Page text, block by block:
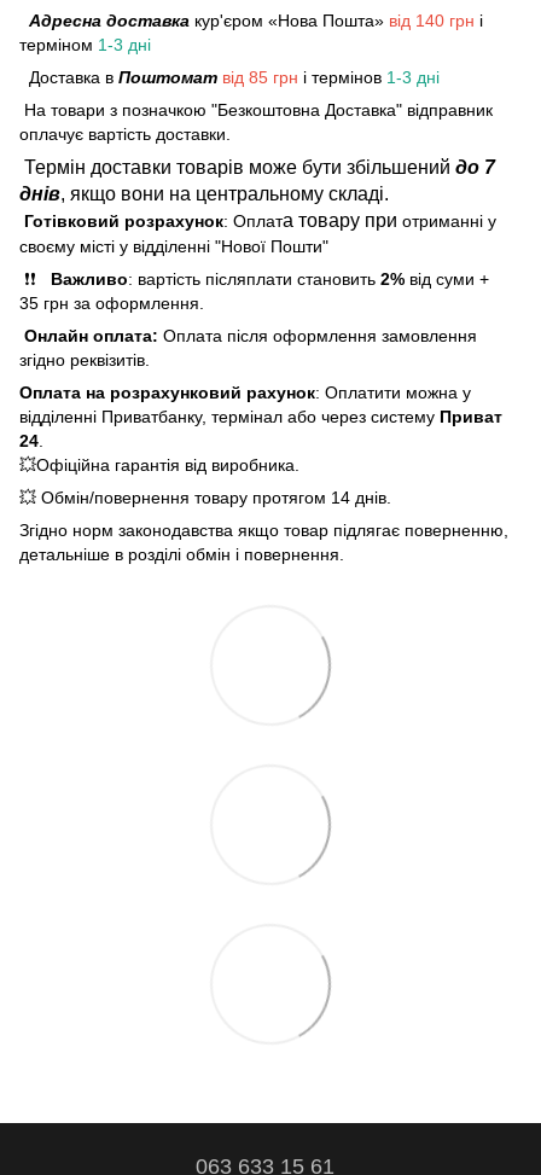
Адресна доставка кур'єром «Нова Пошта» від 140 грн і
терміном 1-3 дні
Доставка в Поштомат від 85 грн і термінов 1-3 дні
На товари з позначкою "Безкоштовна Доставка" відправник
оплачує вартість доставки.
Термін доставки товарів може бути збільшений до 7
днів, якщо вони на центральному складі.
Готівковий розрахунок: Оплата товару при отриманні у
своєму місті у відділенні "Нової Пошти"
❗❗ Важливо: вартість післяплати становить 2% від суми +
35 грн за оформлення.
Онлайн оплата: Оплата після оформлення замовлення
згідно реквізитів.
Оплата на розрахунковий рахунок: Оплатити можна у
відділенні Приватбанку, термінал або через систему Приват
24.
💥Офіційна гарантія від виробника.
💥 Обмін/повернення товару протягом 14 днів.
Згідно норм законодавства якщо товар підлягає поверненню,
детальніше в розділі обмін і повернення.
063 633 15 61